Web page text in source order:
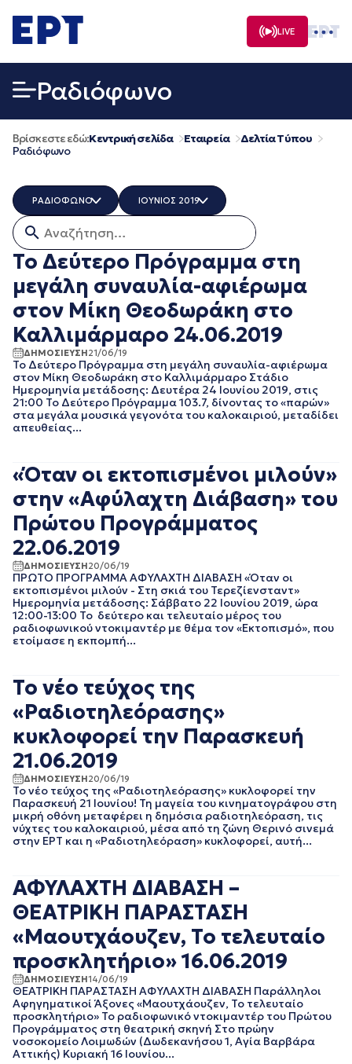
σε
περιεχόμενο
LIVE
Ραδιόφωνο
Βρίσκεστε εδώ:Κεντρική σελίδα Εταιρεία
Δελτία Τύπου
Ραδιόφωνο
ΡΑΔΙΟΦΩΝΟ
ΟΛΑ
ERT COSMOS
ERTECHO
ERTFLIX
EUROVISION - EBU
EΡΤ1
EΡΤ2 ΣΠΟΡ
EΡΤ3
EΡΤNEWS
ΑΘΛΗΤΙΚΑ
ΓΕΝΙΚΗ
ΓΡΑΦΕΙΟ ΤΥΠΟΥ
ΕΡΤ
ΠΟΛΙΤΙΚΗ
ΠΟΛΙΤΙΣΜΟΣ
ΤΗΛΕΟΡΑΣΗ
ΙΟΥΝΙΟΣ 2019
ΔΕΚΕΜΒΡΙΟΣ 2025
ΝΟΕΜΒΡΙΟΣ 2025
ΟΚΤΩΒΡΙΟΣ 2025
ΣΕΠΤΕΜΒΡΙΟΣ 2025
ΑΥΓΟΥΣΤΟΣ 2025
ΙΟΥΛΙΟΣ 2025
ΙΟΥΝΙΟΣ 2025
ΜΑΙΟΣ 2025
ΑΠΡΙΛΙΟΣ 2025
ΜΑΡΤΙΟΣ 2025
ΦΕΒΡΟΥΑΡΙΟΣ 2025
ΝΟΕΜΒΡΙΟΣ 2024
ΟΚΤΩΒΡΙΟΣ 2024
ΣΕΠΤΕΜΒΡΙΟΣ 2024
ΑΥΓΟΥΣΤΟΣ 2024
ΙΟΥΛΙΟΣ 2024
ΑΠΡΙΛΙΟΣ 2024
ΜΑΡΤΙΟΣ 2024
ΦΕΒΡΟΥΑΡΙΟΣ 2024
ΙΑΝΟΥΑΡΙΟΣ 2024
ΔΕΚΕΜΒΡΙΟΣ 2023
ΣΕΠΤΕΜΒΡΙΟΣ 2023
ΑΥΓΟΥΣΤΟΣ 2023
ΙΟΥΛΙΟΣ 2023
ΙΟΥΝΙΟΣ 2023
ΜΑΡΤΙΟΣ 2023
ΦΕΒΡΟΥΑΡΙΟΣ 2023
ΙΑΝΟΥΑΡΙΟΣ 2023
ΔΕΚΕΜΒΡΙΟΣ 2022
ΣΕΠΤΕΜΒΡΙΟΣ 2022
ΑΥΓΟΥΣΤΟΣ 2022
ΙΟΥΝΙΟΣ 2022
ΜΑΙΟΣ 2022
ΑΠΡΙΛΙΟΣ 2022
ΜΑΡΤΙΟΣ 2022
ΦΕΒΡΟΥΑΡΙΟΣ 2022
ΙΑΝΟΥΑΡΙΟΣ 2022
ΔΕΚΕΜΒΡΙΟΣ 2021
ΝΟΕΜΒΡΙΟΣ 2021
Αναζήτηση για:
Το Δεύτερο Πρόγραμμα στη
μεγάλη συναυλία-αφιέρωμα
στον Μίκη Θεοδωράκη στο
Καλλιμάρμαρο 24.06.2019
ΔΗΜΟΣΙΕΥΣΗ21/06/19
Το Δεύτερο Πρόγραμμα στη μεγάλη συναυλία-αφιέρωμα
στον Μίκη Θεοδωράκη στο Καλλιμάρμαρο Στάδιο
Ημερομηνία μετάδοσης: Δευτέρα 24 Ιουνίου 2019, στις
21:00 Το Δεύτερο Πρόγραμμα 103.7, δίνοντας το «παρών»
στα μεγάλα μουσικά γεγονότα του καλοκαιριού, μεταδίδει
απευθείας...
«Όταν οι εκτοπισμένοι μιλούν»
στην «Αφύλαχτη Διάβαση» του
Πρώτου Προγράμματος
22.06.2019
ΔΗΜΟΣΙΕΥΣΗ20/06/19
ΠΡΩΤΟ ΠΡΟΓΡΑΜΜΑ ΑΦΥΛΑΧΤΗ ΔΙΑΒΑΣΗ «Όταν οι
εκτοπισμένοι μιλούν - Στη σκιά του Τερεζίενσταντ»
Ημερομηνία μετάδοσης: Σάββατο 22 Ιουνίου 2019, ώρα
12:00-13:00 Το δεύτερο και τελευταίο μέρος του
ραδιοφωνικού ντοκιμαντέρ με θέμα τον «Εκτοπισμό», που
ετοίμασε η εκπομπή...
Το νέο τεύχος της
«Ραδιοτηλεόρασης»
κυκλοφορεί την Παρασκευή
21.06.2019
ΔΗΜΟΣΙΕΥΣΗ20/06/19
Το νέο τεύχος της «Ραδιοτηλεόρασης» κυκλοφορεί την
Παρασκευή 21 Ιουνίου! Τη μαγεία του κινηματογράφου στη
μικρή οθόνη μεταφέρει η δημόσια ραδιοτηλεόραση, τις
νύχτες του καλοκαιριού, μέσα από τη ζώνη Θερινό σινεμά
στην ΕΡΤ και η «Ραδιοτηλεόραση» κυκλοφορεί, αυτή...
ΑΦΥΛΑΧΤΗ ΔΙΑΒΑΣΗ –
ΘΕΑΤΡΙΚΗ ΠΑΡΑΣΤΑΣΗ
«Μαουτχάουζεν, Το τελευταίο
προσκλητήριο» 16.06.2019
ΔΗΜΟΣΙΕΥΣΗ14/06/19
ΘΕΑΤΡΙΚΗ ΠΑΡΑΣΤΑΣΗ ΑΦΥΛΑΧΤΗ ΔΙΑΒΑΣΗ Παράλληλοι
Αφηγηματικοί Άξονες «Μαουτχάουζεν, Το τελευταίο
προσκλητήριο» Το ραδιοφωνικό ντοκιμαντέρ του Πρώτου
Προγράμματος στη θεατρική σκηνή Στο πρώην
νοσοκομείο Λοιμωδών (Δωδεκανήσου 1, Αγία Βαρβάρα
Αττικής) Κυριακή 16 Ιουνίου...